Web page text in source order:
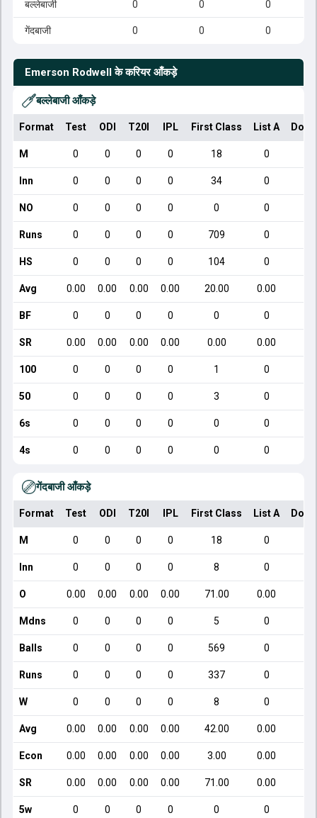
बल्लेबाजी 0 0 0
गेंदबाजी 0 0 0
Emerson Rodwell के करियर आँकड़े
बल्लेबाजी आँकड़े
Format Test ODI T20I IPL First Class List A
M 0 0 0 0 18 0
Inn 0 0 0 0 34 0
NO 0 0 0 0 0 0
Runs 0 0 0 0 709 0
HS 0 0 0 0 104 0
Avg 0.00 0.00 0.00 0.00 20.00 0.00
BF 0 0 0 0 0 0
SR 0.00 0.00 0.00 0.00 0.00 0.00
100 0 0 0 0 1 0
50 0 0 0 0 3 0
6s 0 0 0 0 0 0
4s 0 0 0 0 0 0
गेंदबाजी आँकड़े
Format Test ODI T20I IPL First Class List A
M 0 0 0 0 18 0
Inn 0 0 0 0 8 0
O 0.00 0.00 0.00 0.00 71.00 0.00
Mdns 0 0 0 0 5 0
Balls 0 0 0 0 569 0
Runs 0 0 0 0 337 0
W 0 0 0 0 8 0
Avg 0.00 0.00 0.00 0.00 42.00 0.00
Econ 0.00 0.00 0.00 0.00 3.00 0.00
SR 0.00 0.00 0.00 0.00 71.00 0.00
5w 0 0 0 0 0 0